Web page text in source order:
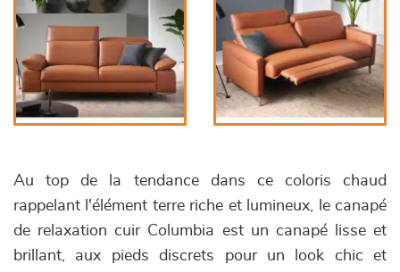
Au top de la tendance dans ce coloris chaud
rappelant l'élément terre riche et lumineux, le canapé
de relaxation cuir Columbia est un canapé lisse et
brillant, aux pieds discrets pour un look chic et